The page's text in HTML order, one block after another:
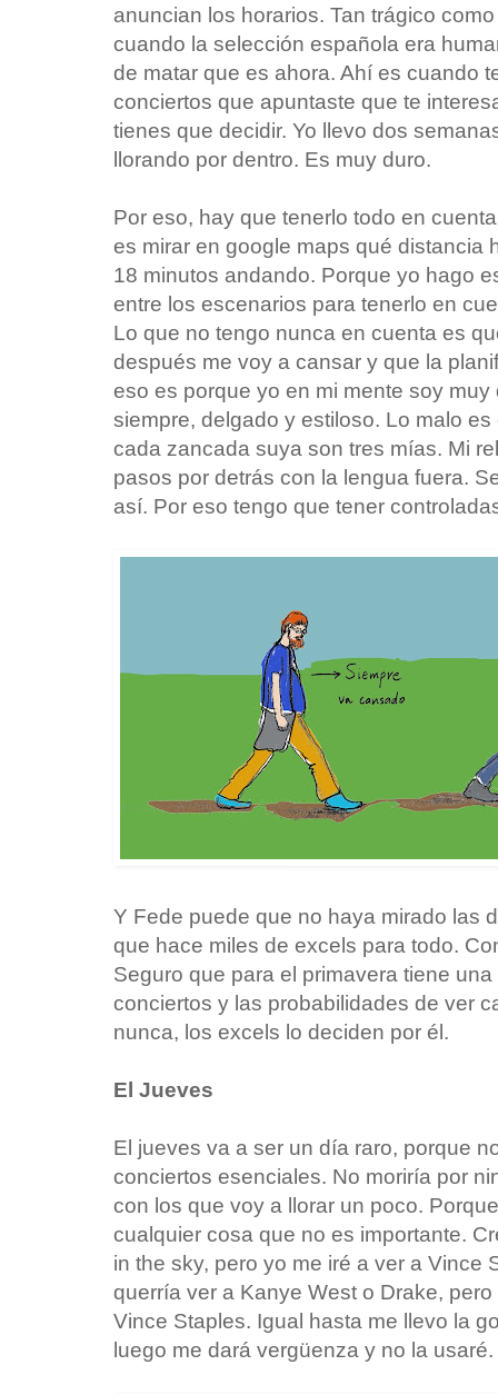
anuncian los horarios. Tan trágico
cuando la selección española era
de matar que es ahora. Ahí es cuando
conciertos que apuntaste que te
tienes que decidir. Yo llevo dos
llorando por dentro. Es muy duro.
Por eso, hay que tenerlo todo en
es mirar en google maps qué distancia
18 minutos andando. Porque yo hago
entre los escenarios para tenerlo en
Lo que no tengo nunca en cuenta es
después me voy a cansar y que la
eso es porque yo en mi mente soy
siempre, delgado y estiloso. Lo malo
cada zancada suya son tres mías. Mi
pasos por detrás con la lengua fuera.
así. Por eso tengo que tener
Y Fede puede que no haya mirado las
que hace miles de excels para todo.
Seguro que para el primavera tiene
conciertos y las probabilidades de ver
nunca, los excels lo deciden por él.
El Jueves
El jueves va a ser un día raro, porque
conciertos esenciales. No moriría por
con los que voy a llorar un poco.
cualquier cosa que no es importante.
in the sky, pero yo me iré a ver a Vince
querría ver a Kanye West o Drake,
Vince Staples. Igual hasta me llevo la
luego me dará vergüenza y no la